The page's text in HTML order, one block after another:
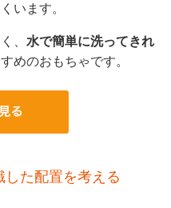
います。
、 水で簡単に洗ってきれ
めのおもちゃです。
た配置を考える